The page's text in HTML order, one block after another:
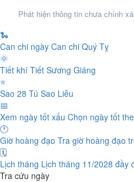
Phát hiện thông tin chưa chính
🐍
Can chi ngày Can chi Quý Tỵ
🌞
Tiết khí Tiết Sương Giáng
⭐
Sao 28 Tú Sao Liễu
📅
Xem ngày tốt xấu Chọn ngày tốt
🕐
Giờ hoàng đạo Tra giờ hoàng đạo
🗓️
Lịch tháng Lịch tháng 11/2028 đầy
Tra cứu ngày